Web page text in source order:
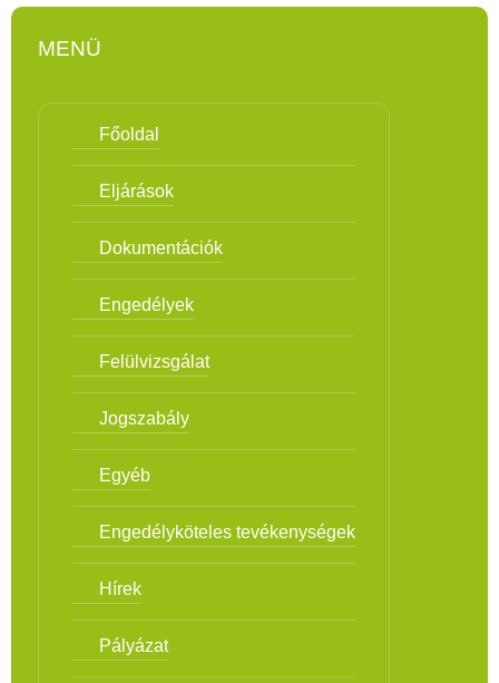
MENÜ
Főoldal
Eljárások
Dokumentációk
Engedélyek
Felülvizsgálat
Jogszabály
Egyéb
Engedélyköteles tevékenységek
Hírek
Pályázat